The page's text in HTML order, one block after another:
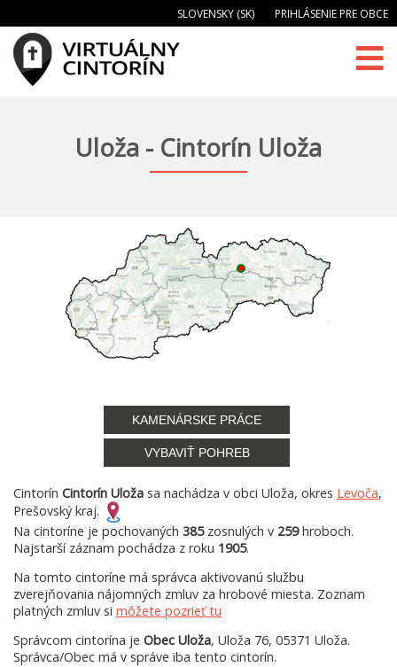
SLOVENSKY (SK) PRIHLÁSENIE PRE OBCE
Uloža - Cintorín Uloža
KAMENÁRSKE PRÁCE
VYBAVIŤ POHREB
Cintorín Cintorín Uloža sa nachádza v obci Uloža, okres Levoča,
Prešovský kraj.
Na cintoríne je pochovaných 385zosnulých v 259hroboch.
Najstarší záznam pochádza z roku 1905.
Na tomto cintoríne má správca aktivovanú službu
zverejňovania nájomných zmluv za hrobové miesta. Zoznam
platných zmluv si môžete pozrieť tu
Správcom cintorína je Obec Uloža, Uloža 76, 05371 Uloža.
Správca/Obec má v správe iba tento cintorín.